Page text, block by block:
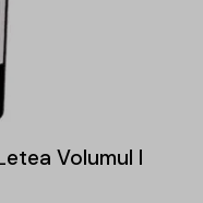
Volumul I